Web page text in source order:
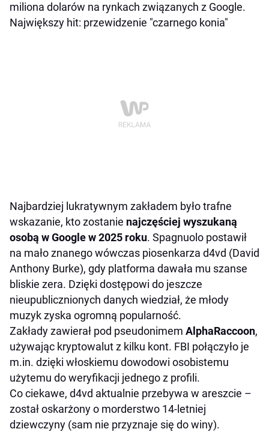
miliona dolarów na rynkach związanych z Google.
Największy hit: przewidzenie "czarnego konia"
Najbardziej lukratywnym zakładem było trafne
wskazanie, kto zostanie najczęściej wyszukaną
osobą w Google w 2025 roku. Spagnuolo postawił
na mało znanego wówczas piosenkarza d4vd (David
Anthony Burke), gdy platforma dawała mu szanse
bliskie zera. Dzięki dostępowi do jeszcze
nieupublicznionych danych wiedział, że młody
muzyk zyska ogromną popularność.
Zakłady zawierał pod pseudonimem AlphaRaccoon,
używając kryptowalut z kilku kont. FBI połączyło je
m.in. dzięki włoskiemu dowodowi osobistemu
użytemu do weryfikacji jednego z profili.
Co ciekawe, d4vd aktualnie przebywa w areszcie –
został oskarżony o morderstwo 14-letniej
dziewczyny (sam nie przyznaje się do winy).